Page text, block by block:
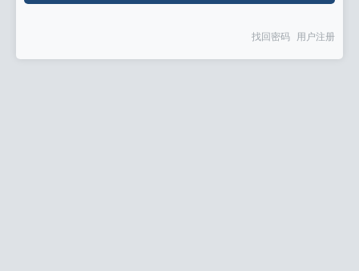
找回密码 用户注册